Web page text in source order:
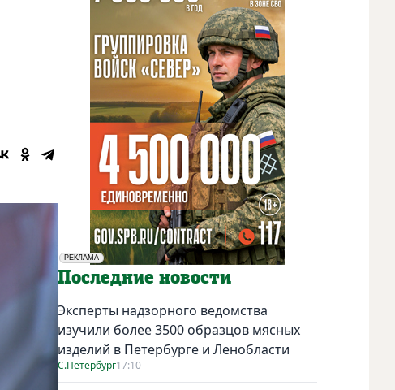
РЕКЛАМА
Социальная реклама
Последние новости
Эксперты надзорного ведомства
изучили более 3500 образцов мясных
изделий в Петербурге и Ленобласти
С.Петербург17:10